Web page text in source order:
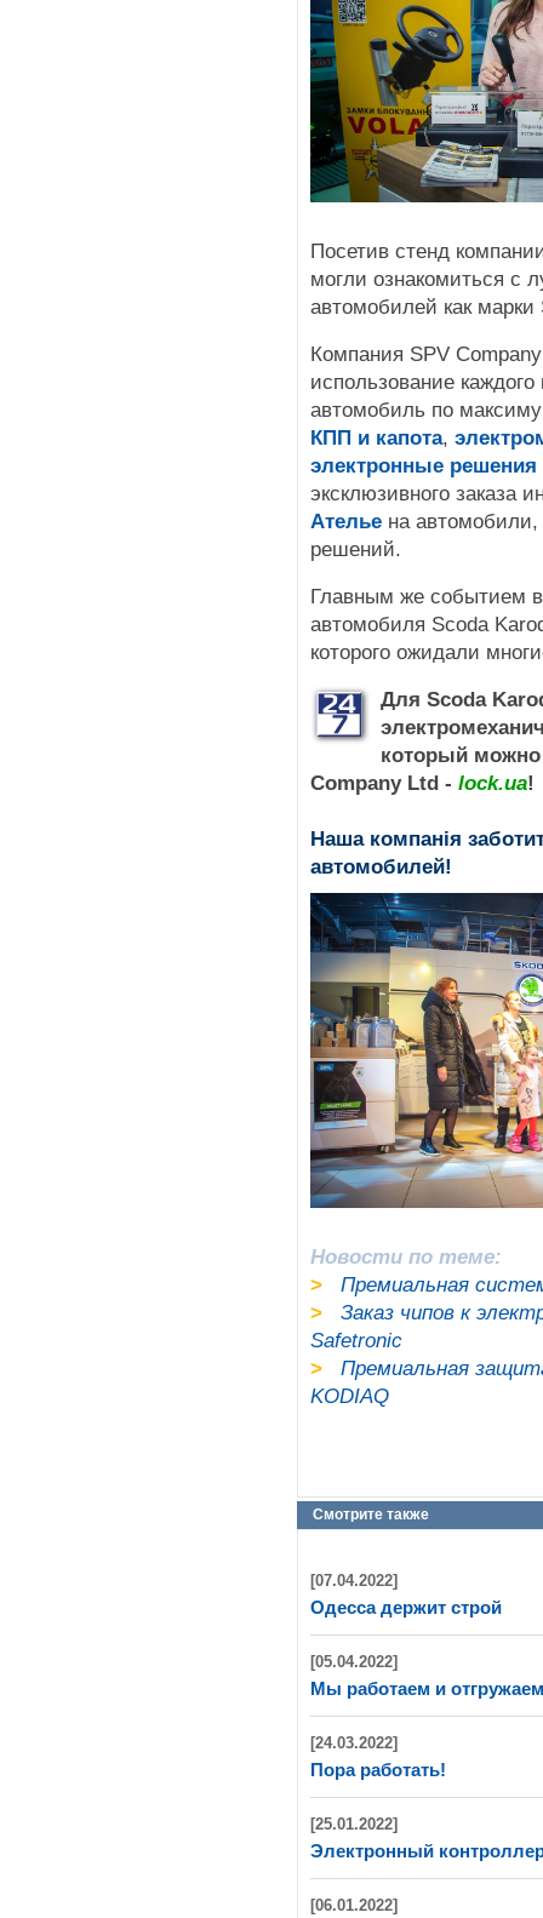
Посетив стенд
могли ознакомиться с
автомобилей как марки
Компания SPV
использование
автомобиль по
КПП и капота,
электронные решения
эксклюзивного заказа
Ателье на
решений.
Главным же событием
автомобиля Scoda
которого ожидали
Для Scoda
который можно
Company Ltd - lock.ua!
Наша компанія
автомобилей!
Новости по теме:
>
Премиальная
>
Заказ чипов к
Safetronic
>
Премиальная
KODIAQ
Смотрите также
[07.04.2022]
Одесса держит строй
[05.04.2022]
Мы работаем и
[24.03.2022]
Пора работать!
[25.01.2022]
Электронный
[06.01.2022]